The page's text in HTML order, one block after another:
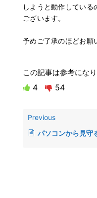
しようと動作してい
ございます。
予めご了承のほどお願
この記事は参考にな
4 54
Previous
パソコンから見守